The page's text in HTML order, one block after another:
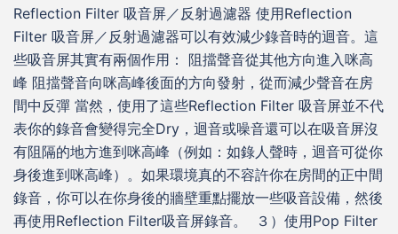
Reflection Filter 吸音屏／反射過濾器 使用Reflection
Filter 吸音屏／反射過濾器可以有效減少錄音時的迴音。這
些吸音屏其實有兩個作用： 阻擋聲音從其他方向進入咪高
峰 阻擋聲音向咪高峰後面的方向發射，從而減少聲音在房
間中反彈 當然，使用了這些Reflection Filter 吸音屏並不代
表你的錄音會變得完全Dry，迴音或噪音還可以在吸音屏沒
有阻隔的地方進到咪高峰（例如：如錄人聲時，迴音可從你
身後進到咪高峰）。如果環境真的不容許你在房間的正中間
錄音，你可以在你身後的牆壁重點擺放一些吸音設備，然後
再使用Reflection Filter吸音屏錄音。 ３）使用Pop Filter